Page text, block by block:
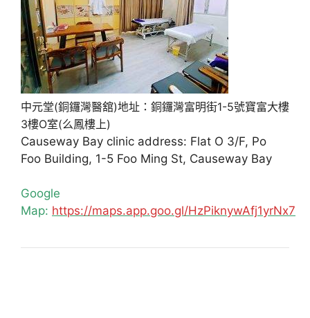
中元堂(銅鑼灣醫舘)地址：銅鑼灣富明街1-5號寶富大樓
3樓O室(么鳳樓上)
Causeway Bay clinic address: Flat O 3/F, Po
Foo Building, 1-5 Foo Ming St, Causeway Bay
Google
Map: https://maps.app.goo.gl/HzPiknywAfj1yrNx7